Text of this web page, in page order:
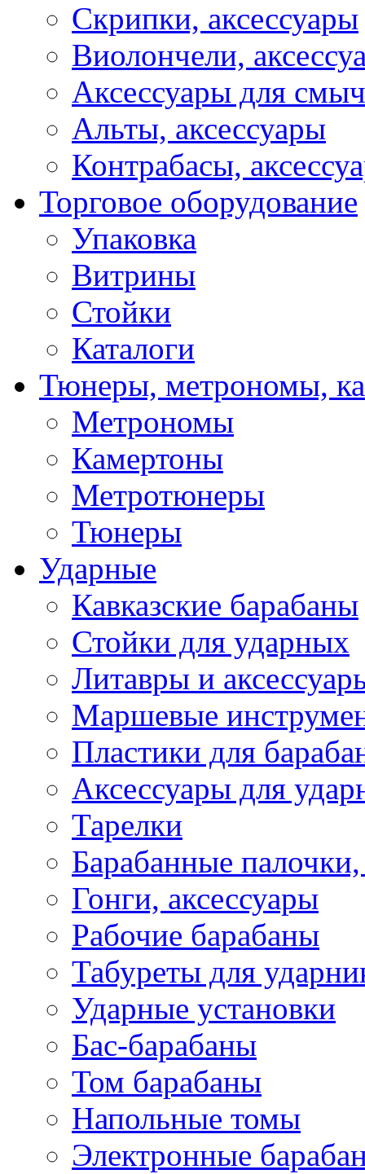
Скрипки, аксессуары
Виолончели,
Аксессуары для
Альты, аксессуары
Контрабасы,
Торговое оборудование
Упаковка
Витрины
Стойки
Каталоги
Тюнеры, метрономы,
Метрономы
Камертоны
Метротюнеры
Тюнеры
Ударные
Кавказские барабаны
Стойки для ударных
Литавры и
Маршевые
Пластики для
Аксессуары для
Тарелки
Барабанные палочки,
Гонги, аксессуары
Рабочие барабаны
Табуреты для
Ударные установки
Бас-барабаны
Том барабаны
Напольные томы
Электронные